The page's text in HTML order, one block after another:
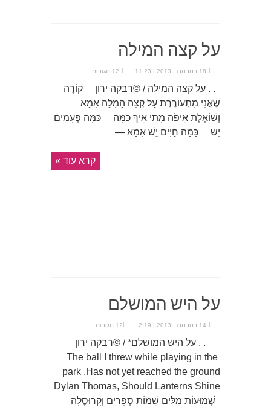
על קצה המילה
18 בנובמבר, 2013 | 11:23 12 תגובות
. . על קצה המילה / ©רבקה ירון קוֹרֶה
שֶׁאֲנִי מִתְעוֹרֶרֶת עַל קְצֵה הַמִּלָּה אִמָּא
וְשׁוֹאֶלֶת אֵיפֹה מָתַי אֵיךְ כַּמָּה כַּמָּה פְּעָמִים
יֵשׁ כַּמָּה חַיִּים יֵשׁ אִמָּא —
קרא עוד »
על היש המושלם
14 בנובמבר, 2013 | 2:19 12 תגובות
. . על היש המושלם* / ©רבקה ירון
The ball I threw while playing in the
park .Has not yet reached the ground
שְׁמוּעוֹת מִלִּים שֵׁמוֹת סְפָרִים וְקָרוּסֶלָה